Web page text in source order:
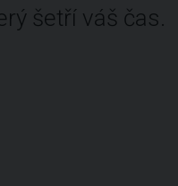
šetří váš čas.